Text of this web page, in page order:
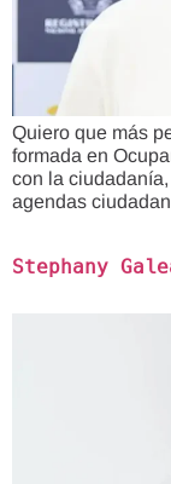
Quiero que más
formada en
con la
agendas
Stephany